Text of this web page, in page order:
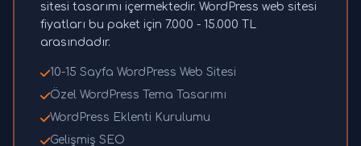
sitesi tasarımı içermektedir. WordPress web sitesi
fiyatları bu paket için 7.000 - 15.000 TL
arasındadır.
10-15 Sayfa WordPress Web Sitesi
Özel WordPress Tema Tasarımı
WordPress Eklenti Kurulumu
Gelişmiş SEO